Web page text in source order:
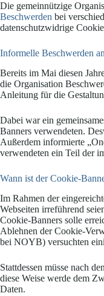
Die gemeinnützige
Beschwerden bei
datenschutzwidrige
Informelle Beschwerden
Bereits im Mai diesen
die Organisation
Anleitung für die
Dabei war ein
Banners verwendeten.
Außerdem informierte
verwendeten ein Teil der
Wann ist der Cookie-
Im Rahmen der
Webseiten irreführend
Cookie-Banners solle
Ablehnen der Cookie-
bei NOYB) versuchten
Stattdessen müsse nach
diese Weise werde dem
Daten.